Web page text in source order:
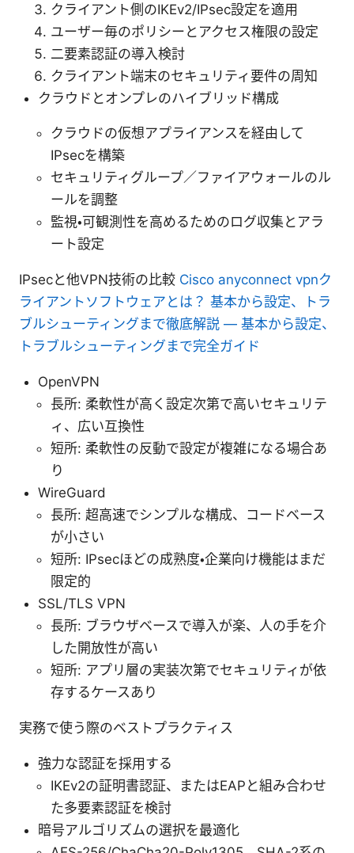
クライアント側のIKEv2/IPsec設定を適用
ユーザー毎のポリシーとアクセス権限の設定
二要素認証の導入検討
クライアント端末のセキュリティ要件の周知
クラウドとオンプレのハイブリッド構成
クラウドの仮想アプライアンスを経由して
IPsecを構築
セキュリティグループ／ファイアウォールのル
ールを調整
監視・可観測性を高めるためのログ収集とアラ
ート設定
IPsecと他VPN技術の比較 Cisco anyconnect vpnク
ライアントソフトウェアとは？ 基本から設定、トラ
ブルシューティングまで徹底解説 — 基本から設定、
トラブルシューティングまで完全ガイド
OpenVPN
長所: 柔軟性が高く設定次第で高いセキュリテ
ィ、広い互換性
短所: 柔軟性の反動で設定が複雑になる場合あ
り
WireGuard
長所: 超高速でシンプルな構成、コードベース
が小さい
短所: IPsecほどの成熟度・企業向け機能はまだ
限定的
SSL/TLS VPN
長所: ブラウザベースで導入が楽、人の手を介
した開放性が高い
短所: アプリ層の実装次第でセキュリティが依
存するケースあり
実務で使う際のベストプラクティス
強力な認証を採用する
IKEv2の証明書認証、またはEAPと組み合わせ
た多要素認証を検討
暗号アルゴリズムの選択を最適化